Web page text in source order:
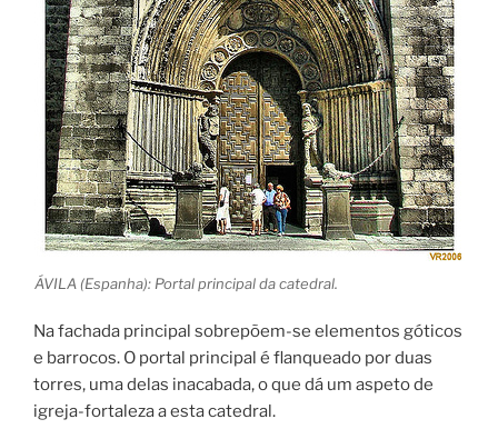
ÁVILA (Espanha): Portal principal da catedral.
Na fachada principal sobrepõem-se elementos góticos
e barrocos. O portal principal é flanqueado por duas
torres, uma delas inacabada, o que dá um aspeto de
igreja-fortaleza a esta catedral.